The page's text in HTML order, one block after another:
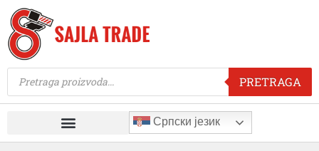
PRETRAGA
Српски језик